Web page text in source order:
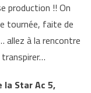
production !! On
tournée, faite de
allez à la rencontre
la Star Ac 5,